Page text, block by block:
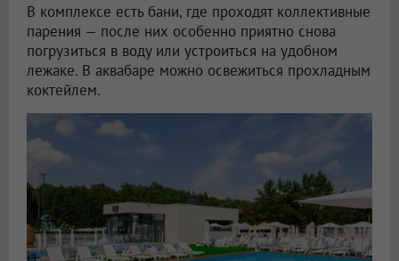
В комплексе есть бани, где проходят коллективные
парения — после них особенно приятно снова
погрузиться в воду или устроиться на удобном
лежаке. В аквабаре можно освежиться прохладным
коктейлем.